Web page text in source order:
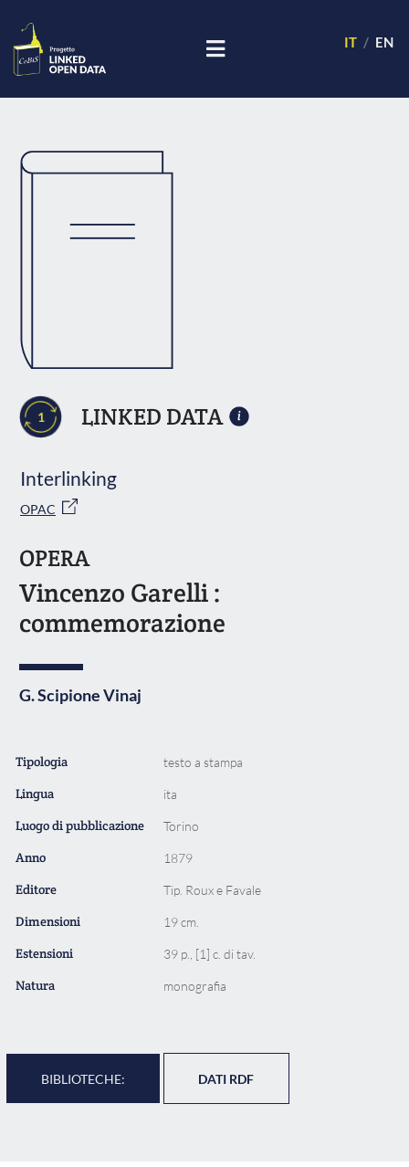
IT EN
1 LINKED DATA
Interlinking
OPAC
OPERA
Vincenzo Garelli :
commemorazione
G. Scipione Vinaj
Tipologia testo a stampa
Lingua ita
Luogo di pubblicazione Torino
Anno 1879
Editore Tip. Roux e Favale
Dimensioni 19 cm.
Estensioni 39 p., [1] c. di tav.
Natura monografia
BIBLIOTECHE: DATI RDF